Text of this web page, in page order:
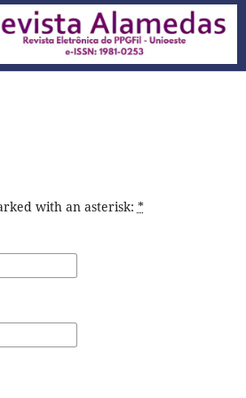
with an asterisk: *